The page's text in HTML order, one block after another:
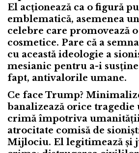
El acționează ca o figură
emblematică, asemenea
celebre care promovează
cosmetice. Pare că a
cu această ideologie a
mesianic pentru a-i
fapt, antivalorile umane.
Ce face Trump?
banalizează orice tragedie
crimă împotriva
atrocitate comisă de
Mijlociu. El legitimează și